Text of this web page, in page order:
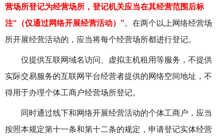
营场所登记为经营场所，登记机关应当在其经营范围后标
注“（仅通过网络开展经营活动）”。在两个以上网络经营场
所开展经营活动的，应当将每个经营场所都进行登记。
仅提供互联网域名访问、虚拟主机租用等服务，不提供
实际交易服务的互联网平台经营者提供的网络空间地址，不
得用于办理个体工商户经营场所登记。
同时通过线下和网络开展经营活动的个体工商户，应当
按照本规定第十一条和第十二条的规定，申请登记实体经营